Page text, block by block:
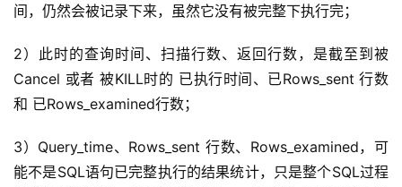
间，仍然会被记录下来，虽然它没有被完整下执行完；
2）此时的查询时间、扫描行数、返回行数，是截至到被
Cancel 或者 被KILL时的 已执行时间、已Rows_sent 行数
和 已Rows_examined行数；
3）Query_time、Rows_sent 行数、Rows_examined，可
能不是SQL语句已完整执行的结果统计，只是整个SQL过程